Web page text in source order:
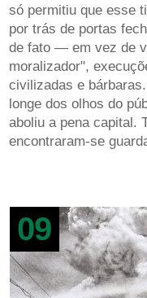
só permitiu que esse
por trás de portas
de fato — em vez de
moralizador",
civilizadas e
longe dos olhos do
aboliu a pena capital.
encontraram-se
09